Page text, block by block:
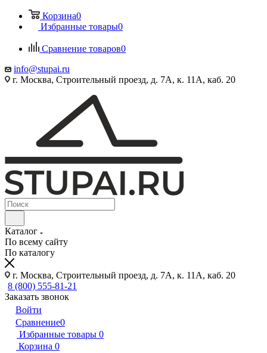
Корзина0
Избранные товары0
Сравнение товаров0
info@stupai.ru
г. Москва, Строительный проезд, д. 7А, к. 11А, каб. 20
Каталог
По всему сайту
По каталогу
г. Москва, Строительный проезд, д. 7А, к. 11А, каб. 20
8 (800) 555-81-21
Заказать звонок
Войти
Сравнение0
Избранные товары 0
Корзина 0